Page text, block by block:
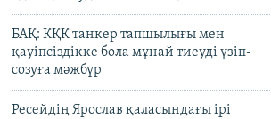
БАҚ: КҚК танкер тапшылығы мен
қауіпсіздікке бола мұнай тиеуді үзіп-
созуға мәжбүр
Ресейдің Ярослав қаласындағы ірі